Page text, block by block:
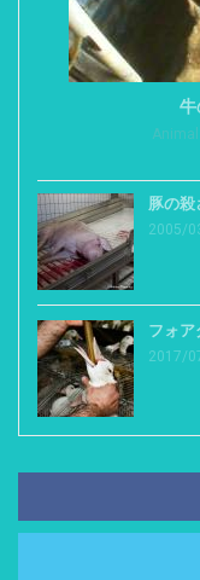
牛
豚の
2005/
フォア
2017/